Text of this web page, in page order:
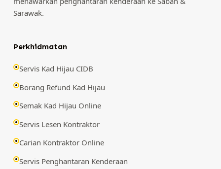
Sarawak.
Perkhidmatan
Servis Kad Hijau CIDB
Borang Refund Kad Hijau
Semak Kad Hijau Online
Servis Lesen Kontraktor
Carian Kontraktor Online
Servis Penghantaran Kenderaan